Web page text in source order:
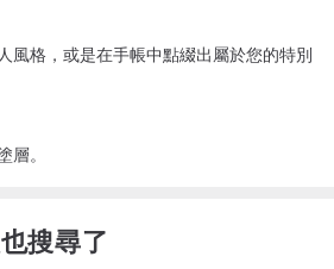
風格，或是在手帳中點綴出屬於您的特別
。
搜尋了